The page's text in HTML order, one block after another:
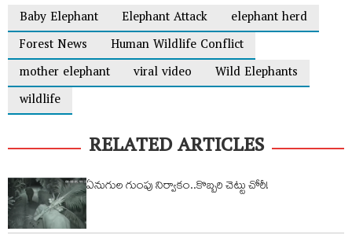
Baby Elephant
Elephant Attack
elephant herd
Forest News
Human Wildlife Conflict
mother elephant
viral video
Wild Elephants
wildlife
RELATED ARTICLES
ఏనుగుల గుంపు నిర్వాకం..కొబ్బరి చెట్టు చోరీ!